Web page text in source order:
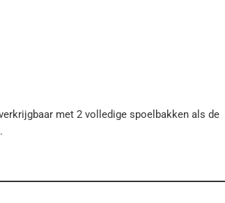
met 2 volledige spoelbakken als de
.